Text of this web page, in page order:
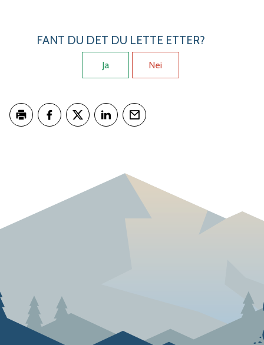
FANT DU DET DU LETTE ETTER?
Ja Nei